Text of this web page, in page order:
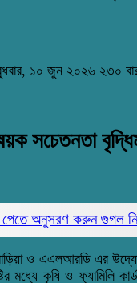
১০ জুন ২০২৬ ২৩০
সচেতনতা
পেতে অনুসরণ করুনগুগল
ও এএলআরডি এর
মধ্যে কৃষি ও ফ্যামিলি